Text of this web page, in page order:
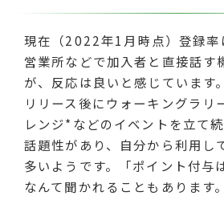
現在（2022年1月時点）登録率
営業所などで加入者と直接話す
が、反応は良いと感じています。
リリース後にウォーキングラリ
レンジ*などのイベントを立て
話題性があり、自分から利用し
多いようです。「ポイント付与
なんて聞かれることもあります。